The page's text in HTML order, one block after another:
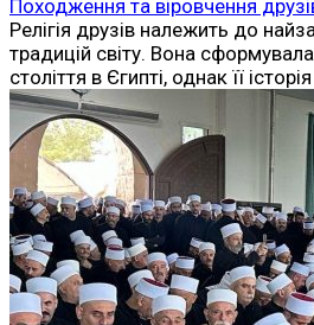
Походження та віровчення
Релігія друзів належить до
традицій світу. Вона
століття в Єгипті, однак її